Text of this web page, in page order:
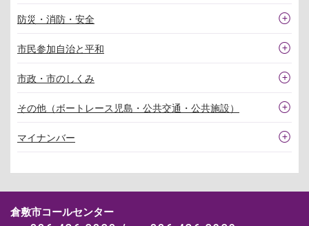
防災・消防・安全
市民参加自治と平和
市政・市のしくみ
その他（ボートレース児島・公共交通・公共施設）
マイナンバー
倉敷市コールセンター